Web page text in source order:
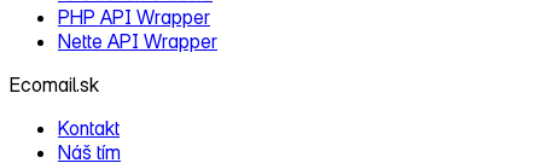
PHP API Wrapper
Nette API Wrapper
Ecomail.sk
Kontakt
Náš tím